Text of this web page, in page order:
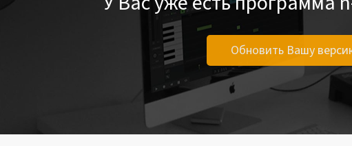
Обновить Вашу